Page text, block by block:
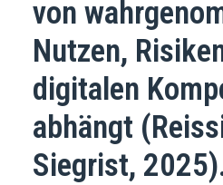
von
Nutzen,
digitalen
abhängt
Siegrist,